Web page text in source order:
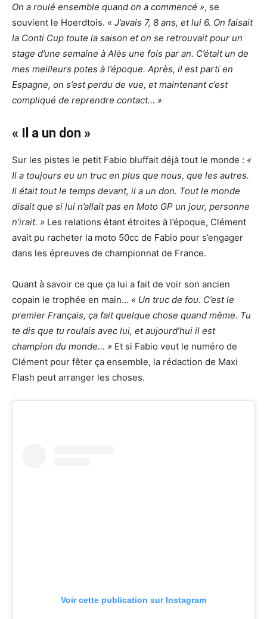
On a roulé ensemble quand on a commencé », se
souvient le Hoerdtois. « J’avais 7, 8 ans, et lui 6. On faisait
la Conti Cup toute la saison et on se retrouvait pour un
stage d’une semaine à Alès une fois par an. C’était un de
mes meilleurs potes à l’époque. Après, il est parti en
Espagne, on s’est perdu de vue, et maintenant c’est
compliqué de reprendre contact… »
« Il a un don »
Sur les pistes le petit Fabio bluffait déjà tout le monde : «
Il a toujours eu un truc en plus que nous, que les autres.
Il était tout le temps devant, il a un don. Tout le monde
disait que si lui n’allait pas en Moto GP un jour, personne
n’irait. » Les relations étant étroites à l’époque, Clément
avait pu racheter la moto 50cc de Fabio pour s’engager
dans les épreuves de championnat de France.
Quant à savoir ce que ça lui a fait de voir son ancien
copain le trophée en main… « Un truc de fou. C’est le
premier Français, ça fait quelque chose quand même. Tu
te dis que tu roulais avec lui, et aujourd’hui il est
champion du monde… » Et si Fabio veut le numéro de
Clément pour fêter ça ensemble, la rédaction de Maxi
Flash peut arranger les choses.
Voir cette publication sur Instagram